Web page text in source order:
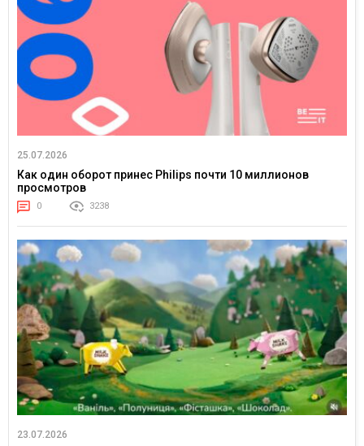
25.07.2026
Как один оборот принес Philips почти 10 миллионов
просмотров
0 3238
23.07.2026